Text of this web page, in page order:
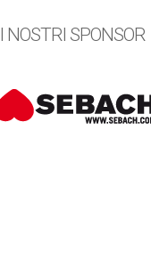
I NOSTRI SPONSOR